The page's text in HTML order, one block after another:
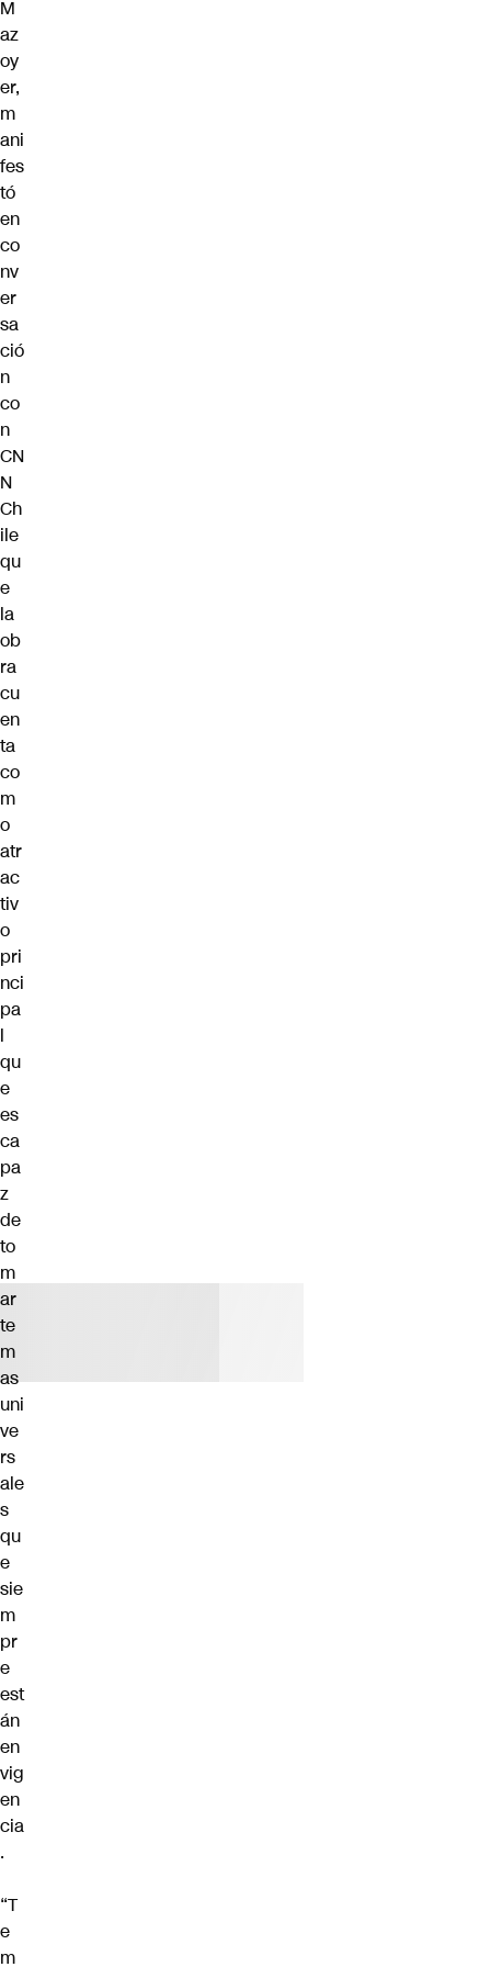
M
az
oy
er,
m
ani
fes
tó
en
co
nv
er
sa
ció
n
co
n
CN
N
Ch
ile
qu
e
la
ob
ra
cu
en
ta
co
m
o
atr
ac
tiv
o
pri
nci
pa
l
qu
e
es
ca
pa
z
de
to
m
ar
te
m
as
uni
ve
rs
ale
s
qu
e
sie
m
pr
e
est
án
en
vig
en
cia
.
“T
e
m